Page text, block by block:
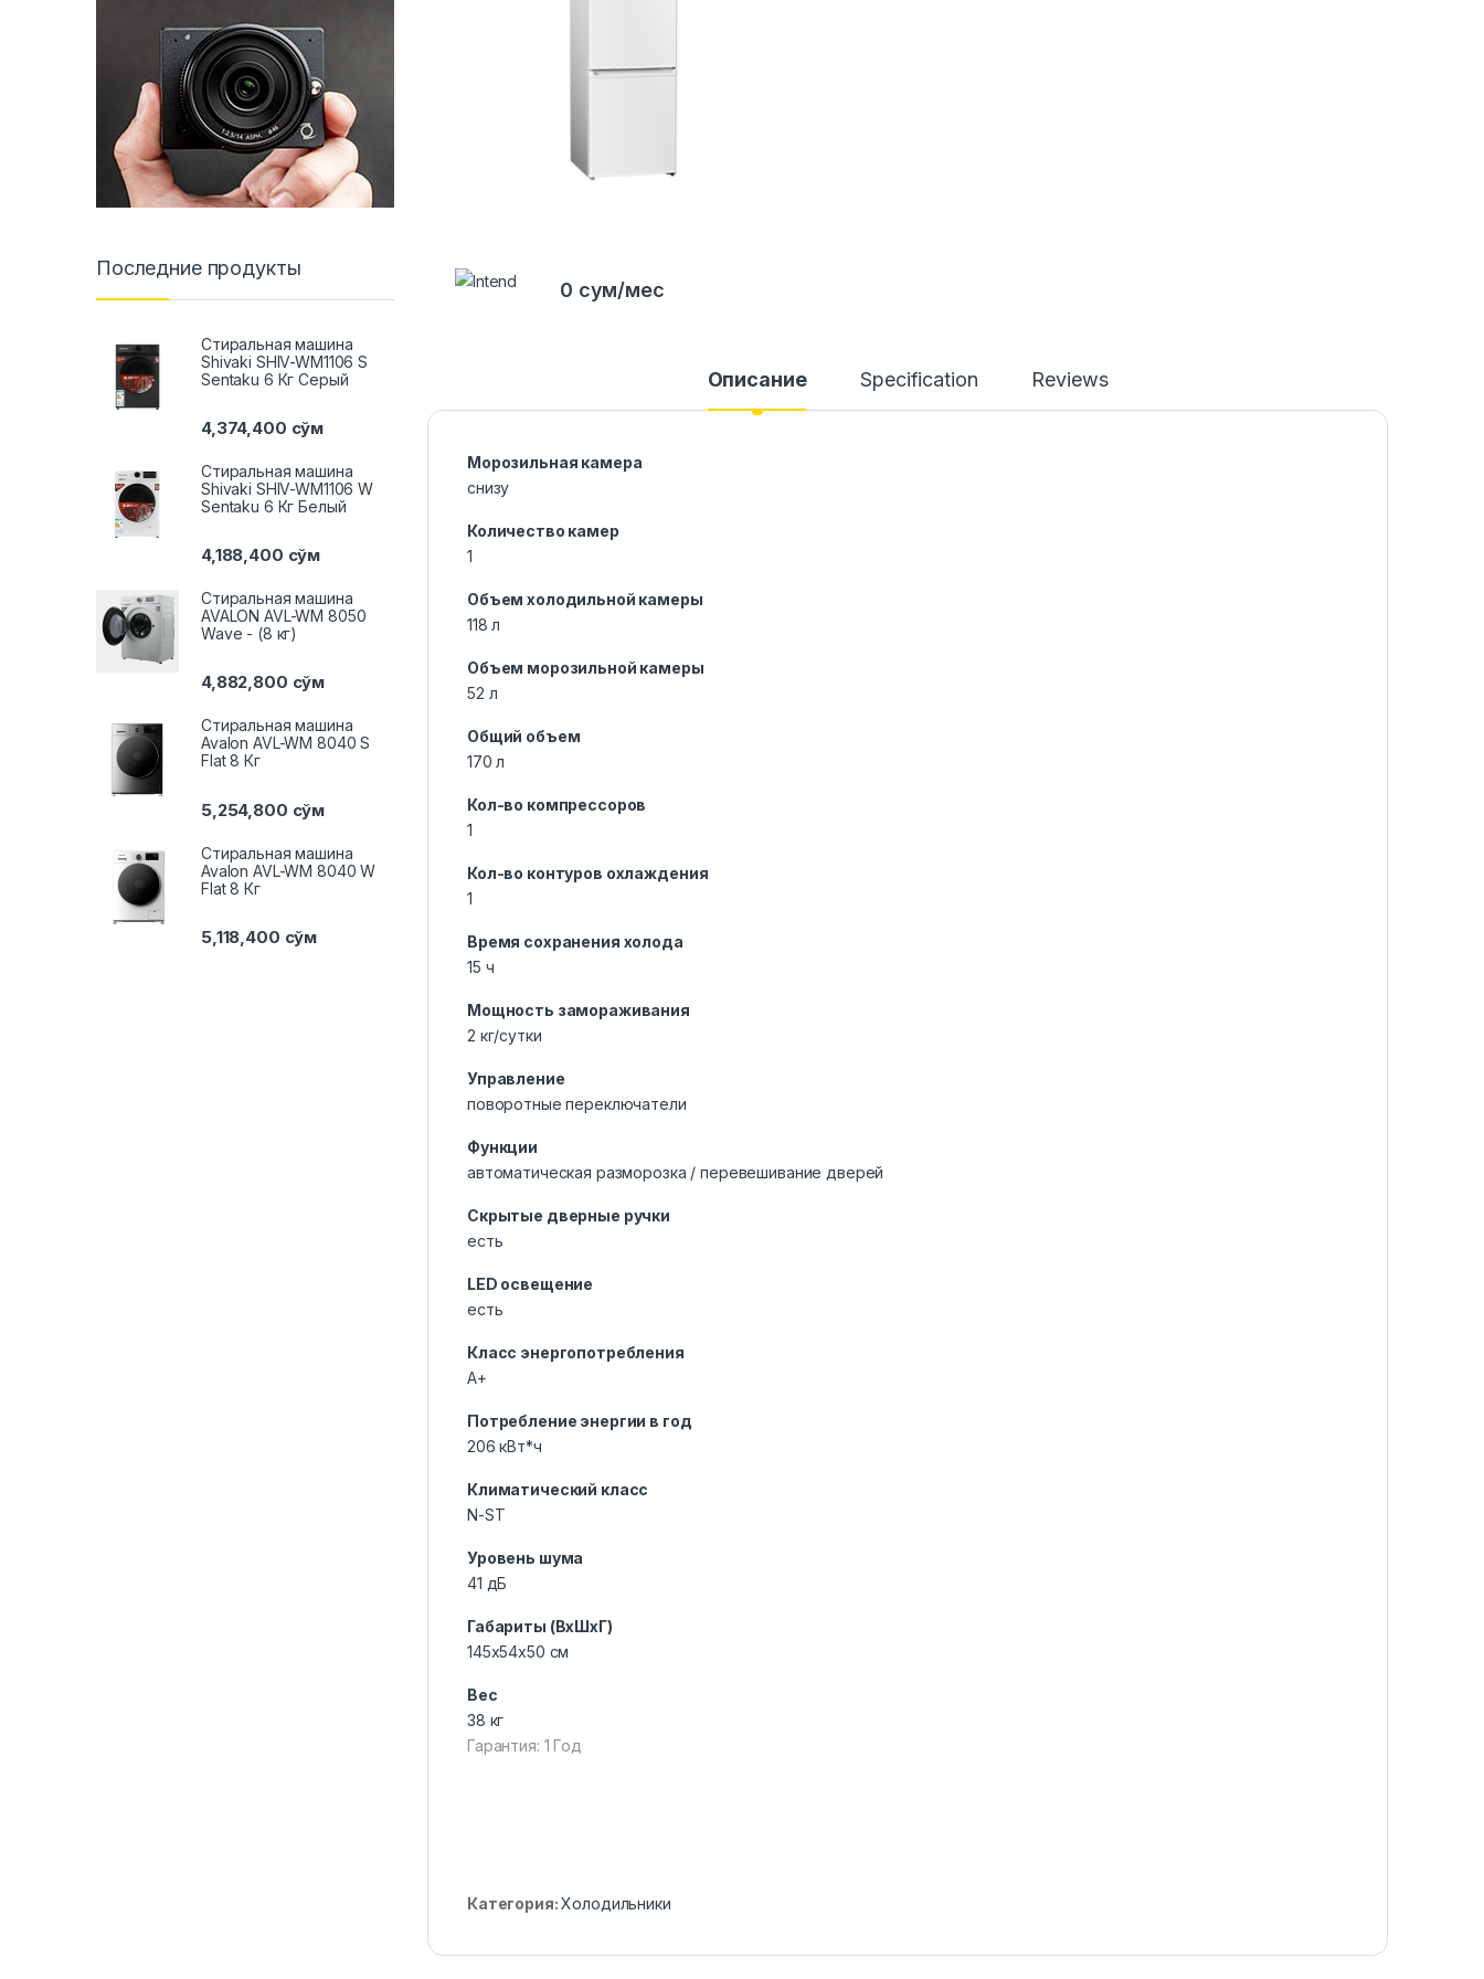
0 сум/мес
Описание Specification Reviews
Морозильная камера
снизу
Количество камер
1
Объем холодильной камеры
118 л
Объем морозильной камеры
52 л
Общий объем
170 л
Кол-во компрессоров
1
Кол-во контуров охлаждения
1
Время сохранения холода
15 ч
Мощность замораживания
2 кг/сутки
Управление
поворотные переключатели
Функции
автоматическая разморозка / перевешивание дверей
Скрытые дверные ручки
есть
LED освещение
есть
Класс энергопотребления
A+
Потребление энергии в год
206 кВт*ч
Климатический класс
N-ST
Уровень шума
41 дБ
Габариты (ВхШхГ)
145x54x50 см
Вес
38 кг
Гарантия: 1 Год
Категория:Холодильники
Последние продукты
Стиральная машина
Shivaki SHIV-WM1106 S
Sentaku 6 Кг Серый
4,374,400 сўм
Стиральная машина
Shivaki SHIV-WM1106 W
Sentaku 6 Кг Белый
4,188,400 сўм
Стиральная машина
AVALON AVL-WM 8050
Wave - (8 кг)
4,882,800 сўм
Стиральная машина
Avalon AVL-WM 8040 S
Flat 8 Кг
5,254,800 сўм
Стиральная машина
Avalon AVL-WM 8040 W
Flat 8 Кг
5,118,400 сўм